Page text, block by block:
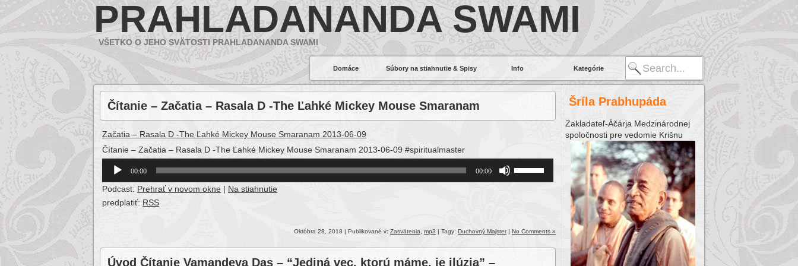
Domáce Súbory na stiahnutie & Spisy Info Kategórie
PRAHLADANANDA SWAMI
VŠETKO O JEHO SVÄTOSTI PRAHLADANANDA SWAMI
Čítanie – Začatia – Rasala D -The Ľahké Mickey Mouse Smaranam
Začatia – Rasala D -The Ľahké Mickey Mouse Smaranam 2013-06-09
Čítanie – Začatia – Rasala D -The Ľahké Mickey Mouse Smaranam 2013-06-09 #spiritualmaster
Audio
Player
00:00 00:00
increase
Podcast: Prehrať v novom okne | Na stiahnutie
predplatiť: RSS
Októbra 28, 2018 | Publikované v: Zasvätenia mp3 | Tagy: Duchovný Majster| No Comments »
Úvod Čítanie Vamandeva Das – “Jediná vec, ktorú máme, je ilúzia” –
Šríla Prabhupáda
Zakladateľ-Áčárja Medzinárodnej
spoločnosti pre vedomie Krišnu